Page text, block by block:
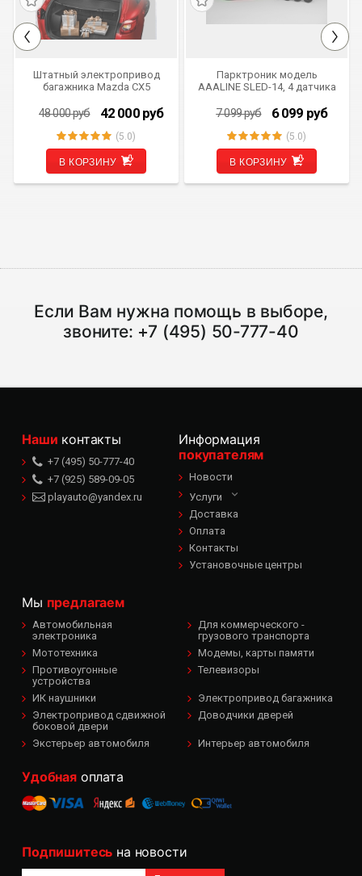
Штатный электропривод
багажника Mazda CX5
электропривода
багажника) AVILINE MOTOR-
CX5
48 000руб 42 000 руб
(5.0)
В КОРЗИНУ
Парктроник модель
AAALINE SLED-14, 4 датчика
7 099руб 6 099 руб
(5.0)
В КОРЗИНУ
Если Вам нужна помощь в выборе,
звоните: +7 (495) 50-777-40
Наши контакты
+7 (495) 50-777-40
+7 (925) 589-09-05
playauto@yandex.ru
Информация
покупателям
Новости
Услуги
Доставка
Оплата
Контакты
Установочные центры
Мы предлагаем
Автомобильная
электроника
Для коммерческого -
грузового транспорта
Мототехника
Модемы, карты памяти
Противоугонные
устройства
Телевизоры
ИК наушники
Электропривод багажника
Электропривод сдвижной
боковой двери
Доводчики дверей
Экстерьер автомобиля Интерьер автомобиля
Удобнаяоплата
Подпишитесь на новости